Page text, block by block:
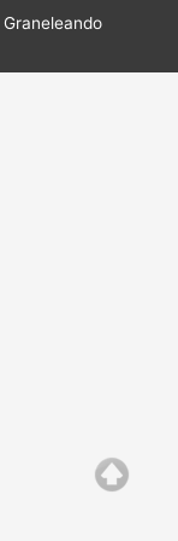
Graneleando